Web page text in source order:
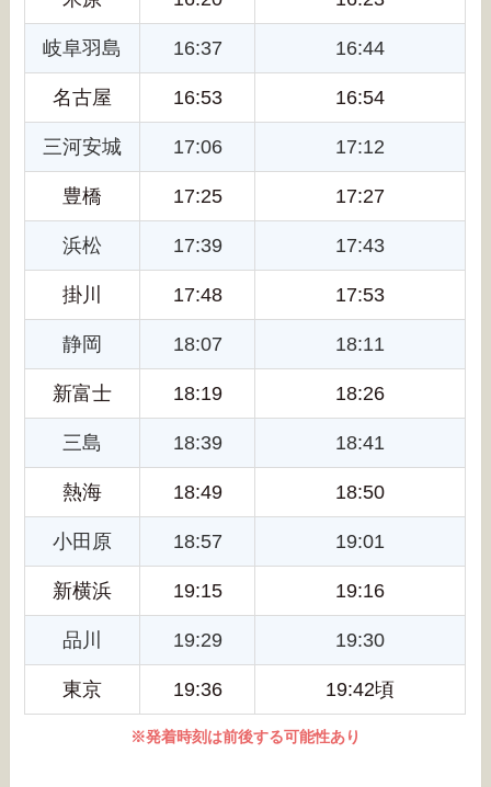
岐阜羽島 16:37 16:44
名古屋 16:53 16:54
三河安城 17:06 17:12
豊橋 17:25 17:27
浜松 17:39 17:43
掛川 17:48 17:53
静岡 18:07 18:11
新富士 18:19 18:26
三島 18:39 18:41
熱海 18:49 18:50
小田原 18:57 19:01
新横浜 19:15 19:16
品川 19:29 19:30
東京 19:36 19:42頃
※発着時刻は前後する可能性あり